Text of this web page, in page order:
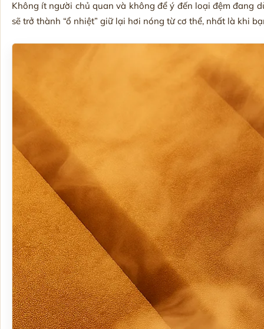
Không ít người chủ quan và không để ý đến loại đệm đang
sẽ trở thành “ổ nhiệt” giữ lại hơi nóng từ cơ thể, nhất là khi